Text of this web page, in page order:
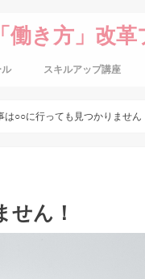
働き方」改
ル スキルアップ講座
は○○に行っても見つかりません
ん！